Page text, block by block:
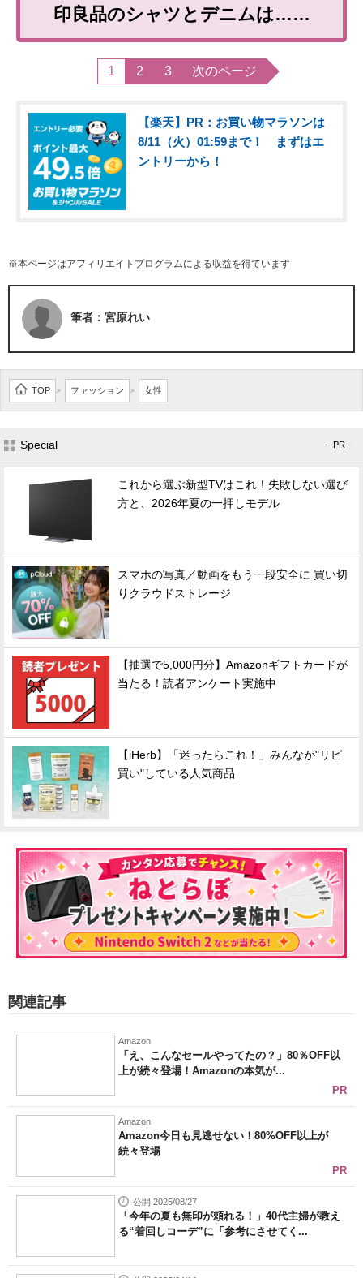
印良品のシャツとデニムは……
1 2 3 次のページ
【楽天】PR：お買い物マラソンは
8/11（火）01:59まで！ まずはエ
ントリーから！
※本ページはアフィリエイトプログラムによる収益を得ています
筆者：宮原れい
TOP > ファッション > 女性
Special - PR -
これから選ぶ新型TVはこれ！失敗しない選び
方と、2026年夏の一押しモデル
スマホの写真／動画をもう一段安全に 買い切
りクラウドストレージ
【抽選で5,000円分】Amazonギフトカードが
当たる！読者アンケート実施中
【iHerb】「迷ったらこれ！」みんなが"リピ
買い"している人気商品
関連記事
Amazon
「え、こんなセールやってたの？」80％OFF以
上が続々登場！Amazonの本気が...
PR
Amazon
Amazon今日も見逃せない！80%OFF以上が
続々登場
PR
公開 2025/08/27
「今年の夏も無印が頼れる！」40代主婦が教え
る“着回しコーデ”に「参考にさせてく...